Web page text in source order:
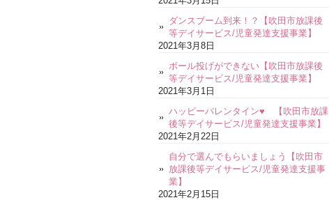
ダンスブーム到来！？【吹田市放課後
等デイサービス/児童発達支援事業】
2021年3月8日
ボール投げができない【吹田市放課後
等デイサービス/児童発達支援事業】
2021年3月1日
ハッピーバレンタイン♥ 【吹田市放課
後等デイサービス/児童発達支援事業】
2021年2月22日
自分で選んでもらいましょう【吹田市
放課後等デイサービス/児童発達支援事
業】
2021年2月15日